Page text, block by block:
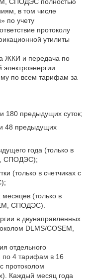
в том числе
по учету
протоколу
утилиты
ЖКИ и передача по
по всем тарифам за
180 предыдущих суток;
48 предыдущих
года (только в
СПОДЭС);
(только в счетчиках с
(только в
СПОДЭС).
в двунаправленных
DLMS/COSEM,
отдельного
по 4 тарифам в 16
протоколом
Каждый месяц года